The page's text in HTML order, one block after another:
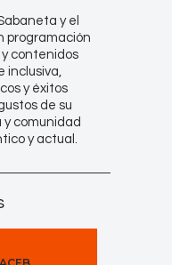
y el
programación
contenidos
inclusiva,
y éxitos
de su
y comunidad
y actual.